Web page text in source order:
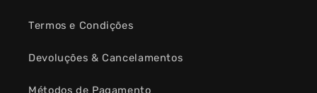
Termos e Condições
Devoluções & Cancelamentos
Métodos de Pagamento